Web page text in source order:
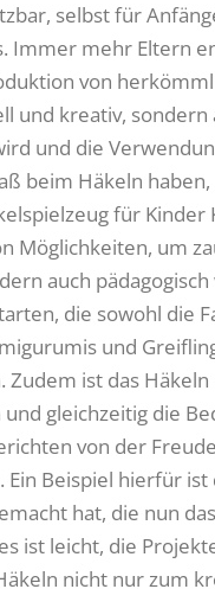
selbst für
Immer mehr Eltern
von
und kreativ,
und die
beim Häkeln
für
Möglichkeiten, um
auch
die sowohl die
und
Zudem ist das
gleichzeitig die
von der
Ein Beispiel hierfür
hat, die nun
ist leicht, die
nicht nur zum